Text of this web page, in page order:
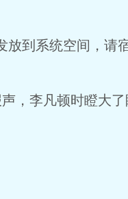
放到系统空间，请
，李凡顿时瞪大了